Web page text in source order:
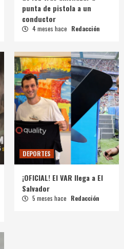
punta de pistola a un
conductor
4 meses hace Redacción
DEPORTES
¡OFICIAL! El VAR llega a El
Salvador
5 meses hace Redacción